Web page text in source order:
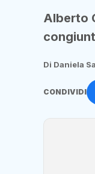
Alberto
Di Daniela
CONDIVIDI